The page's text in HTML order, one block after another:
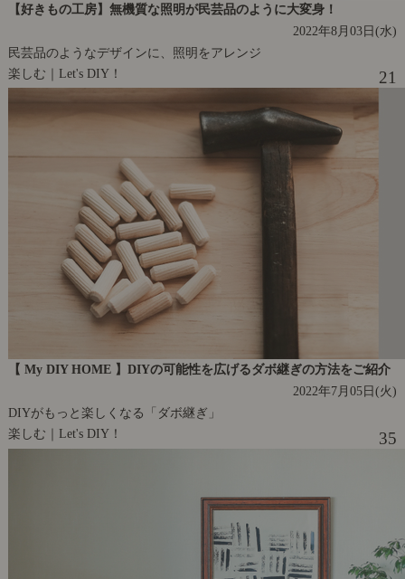
【好きもの工房】無機質な照明が民芸品のように大変身！
2022年8月03日(水)
民芸品のようなデザインに、照明をアレンジ
楽しむ｜Let's DIY！
21
【 My DIY HOME 】DIYの可能性を広げるダボ継ぎの方法をご紹介
2022年7月05日(火)
DIYがもっと楽しくなる「ダボ継ぎ」
楽しむ｜Let's DIY！
35